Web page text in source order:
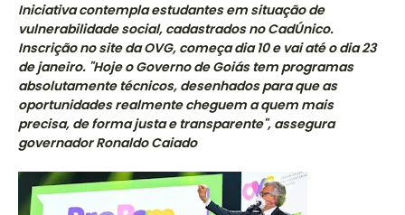
Iniciativa contempla estudantes em situação de
vulnerabilidade social, cadastrados no CadÚnico.
Inscrição no site da OVG, começa dia 10 e vai até o dia 23
de janeiro. "Hoje o Governo de Goiás tem programas
absolutamente técnicos, desenhados para que as
oportunidades realmente cheguem a quem mais
precisa, de forma justa e transparente", assegura
governador Ronaldo Caiado